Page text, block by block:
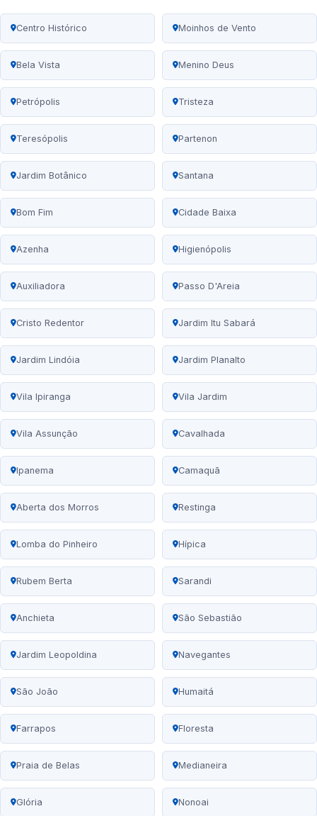
Centro Histórico Moinhos de Vento
Bela Vista Menino Deus
Petrópolis Tristeza
Teresópolis Partenon
Jardim Botânico Santana
Bom Fim Cidade Baixa
Azenha Higienópolis
Auxiliadora Passo D'Areia
Cristo Redentor Jardim Itu Sabará
Jardim Lindóia Jardim Planalto
Vila Ipiranga Vila Jardim
Vila Assunção Cavalhada
Ipanema Camaquã
Aberta dos Morros Restinga
Lomba do Pinheiro Hípica
Rubem Berta Sarandi
Anchieta São Sebastião
Jardim Leopoldina Navegantes
São João Humaitá
Farrapos Floresta
Praia de Belas Medianeira
Glória Nonoai